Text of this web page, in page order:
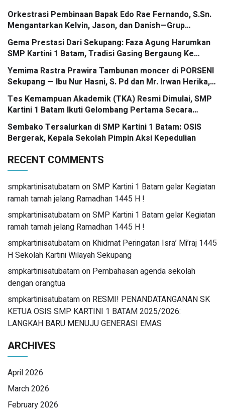
Orkestrasi Pembinaan Bapak Edo Rae Fernando, S.Sn.
Mengantarkan Kelvin, Jason, dan Danish—Grup
Ansambel SMP Kartini 1 Batam—Kembali Menorehkan
Juara II FLS3N dalam Panggung Kompetisi Bergengsi
Gema Prestasi Dari Sekupang: Faza Agung Harumkan
SMP Kartini 1 Batam, Tradisi Gasing Bergaung Ke
Tingkat Kota
Yemima Rastra Prawira Tambunan moncer di PORSENI
Sekupang — Ibu Nur Hasni, S. Pd dan Mr. Irwan Herika,
M. Pd apresiasi prestasi emas yang menggema
Tes Kemampuan Akademik (TKA) Resmi Dimulai, SMP
Kartini 1 Batam Ikuti Gelombang Pertama Secara
Nasional
Sembako Tersalurkan di SMP Kartini 1 Batam: OSIS
Bergerak, Kepala Sekolah Pimpin Aksi Kepedulian
RECENT COMMENTS
smpkartinisatubatamonSMP Kartini 1 Batam gelar Kegiatan
ramah tamah jelang Ramadhan 1445 H !
smpkartinisatubatamonSMP Kartini 1 Batam gelar Kegiatan
ramah tamah jelang Ramadhan 1445 H !
smpkartinisatubatamon Khidmat Peringatan Isra’ Mi’raj 1445
H Sekolah Kartini Wilayah Sekupang
smpkartinisatubatamon Pembahasan agenda sekolah
dengan orangtua
smpkartinisatubatamon RESMI! PENANDATANGANAN SK
KETUA OSIS SMP KARTINI 1 BATAM 2025/2026:
LANGKAH BARU MENUJU GENERASI EMAS
ARCHIVES
April 2026
March 2026
February 2026